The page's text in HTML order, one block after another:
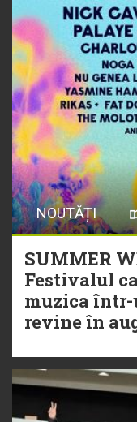
NOUTĂȚI
SUMMER
Festivalul
muzica
revine în